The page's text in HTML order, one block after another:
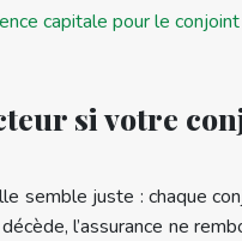
capitale pour le
si votre
juste : chaque
l’assurance ne